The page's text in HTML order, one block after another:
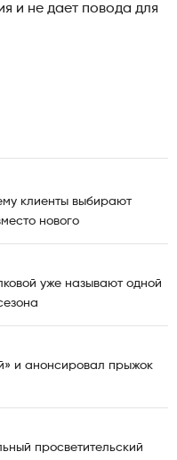
и не дает повода для
клиенты выбирают
нового
уже называют одной
и анонсировал прыжок
просветительский